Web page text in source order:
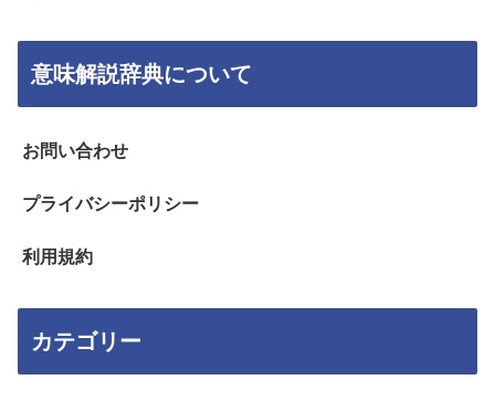
意味解説辞典について
お問い合わせ
プライバシーポリシー
利用規約
カテゴリー